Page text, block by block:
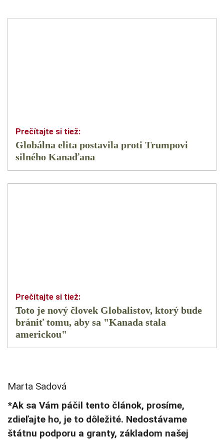
Globálna elita postavila proti Trumpovi
silného Kanaďana
Toto je nový človek Globalistov, ktorý bude
brániť tomu, aby sa "Kanada stala
americkou"
Marta Sadová
*Ak sa Vám páčil tento článok, prosíme,
zdieľajte ho, je to dôležité. Nedostávame
štátnu podporu a granty, základom našej